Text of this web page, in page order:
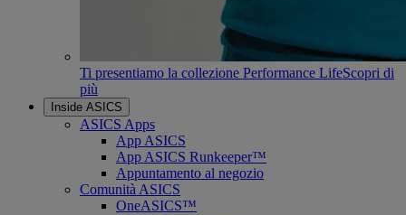
Ti presentiamo la collezione Performance LifeScopri di
più
Inside ASICS
ASICS Apps
App ASICS
App ASICS Runkeeper™
Appuntamento al negozio
Comunità ASICS
OneASICS™